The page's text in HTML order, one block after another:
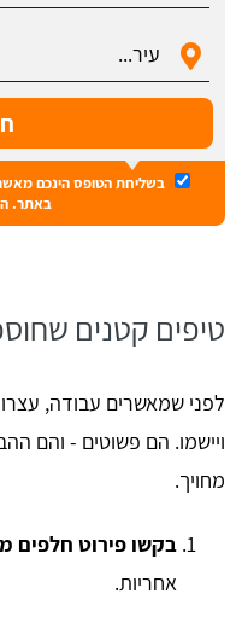
בשליחת הטופס הינכם
באתר.
טיפים קטנים
לפני שמאשרים עבודה,
ויישמו. הם פשוטים - והם
מחויך.
בקשו פירוט חלפים
אחריות.